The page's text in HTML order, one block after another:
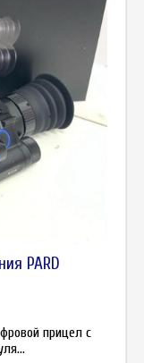
PARD
прицел с